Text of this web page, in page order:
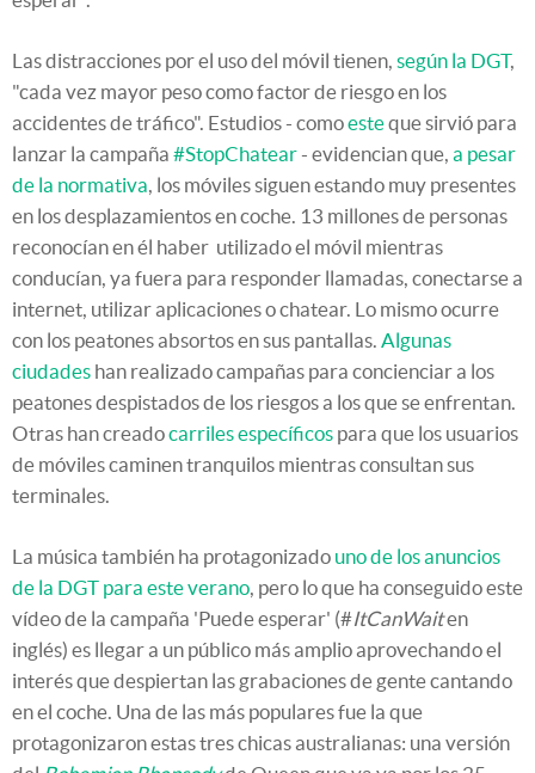
Las distracciones por el uso del móvil tienen, según la DGT,
"cada vez mayor peso como factor de riesgo en los
accidentes de tráfico". Estudios - comoesteque sirvió para
lanzar la campaña #StopChatear- evidencian que, a pesar
de la normativa , los móviles siguen estando muy presentes
en los desplazamientos en coche. 13 millones de personas
reconocían en él haber utilizado el móvil mientras
conducían, ya fuera para responder llamadas, conectarse a
internet, utilizar aplicaciones o chatear. Lo mismo ocurre
con los peatones absortos en sus pantallas. Algunas
ciudades han realizado campañas para concienciar a los
peatones despistados de los riesgos a los que se enfrentan.
Otras han creadocarriles específicos para que los usuarios
de móviles caminen tranquilos mientras consultan sus
terminales.
La música también ha protagonizado uno de los anuncios
de la DGT para este verano , pero lo que ha conseguido este
vídeo de la campaña 'Puede esperar' (#ItCanWaiten
inglés) es llegar a un público más amplio aprovechando el
interés que despiertan las grabaciones de gente cantando
en el coche. Una de las más populares fue la que
protagonizaron estas tres chicas australianas: una versión